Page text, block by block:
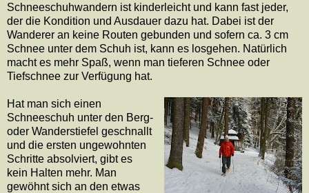
Schneeschuhwandern ist kinderleicht und kann fast jeder,
der die Kondition und Ausdauer dazu hat. Dabei ist der
Wanderer an keine Routen gebunden und sofern ca. 3 cm
Schnee unter dem Schuh ist, kann es losgehen. Natürlich
macht es mehr Spaß, wenn man tieferen Schnee oder
Tiefschnee zur Verfügung hat.
Hat man sich einen
Schneeschuh unter den Berg-
oder Wanderstiefel geschnallt
und die ersten ungewohnten
Schritte absolviert, gibt es
kein Halten mehr. Man
gewöhnt sich an den etwas